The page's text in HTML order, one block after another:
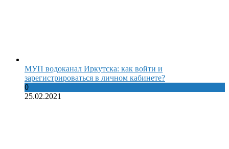
МУП водоканал Иркутска: как войти и
зарегистрироваться в личном кабинете?
0
25.02.2021